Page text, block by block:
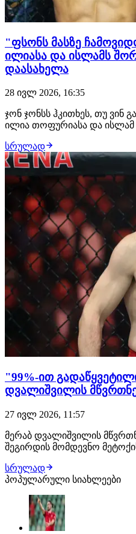
"ფსონს მასზე
ილიასა და ისლამს
დაასახელა
28 ივლ 2026, 16:35
ჯონ ჯონსს ჰკითხეს, თუ ვინ
ილია თოფურიასა და ისლამ
ქართველი მებრძოლის
მხარედ დგომში ჩხუბი
მომიწიოს, ამას თოფურიას
სრულად
"99%-ით
დვალიშვილის
27 ივლ 2026, 11:57
მერაბ დვალიშვილის
შეგირდის მომდევნო
მებრძოლის შემდეგი
იქნება. შეგახსენებთ, ეს
მხრიდან რაიმე არ
სრულად
პოპულარული სიახლეები